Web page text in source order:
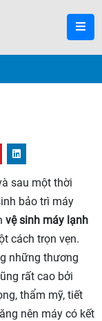
sau một thời
bảo trì máy
vệ sinh máy lạnh
cách trọn vẹn.
những thương
rất cao bởi
thẩm mỹ, tiết
nên máy có kết